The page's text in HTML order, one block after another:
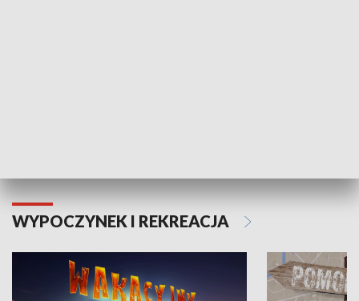
WYPOCZYNEK I REKREACJA